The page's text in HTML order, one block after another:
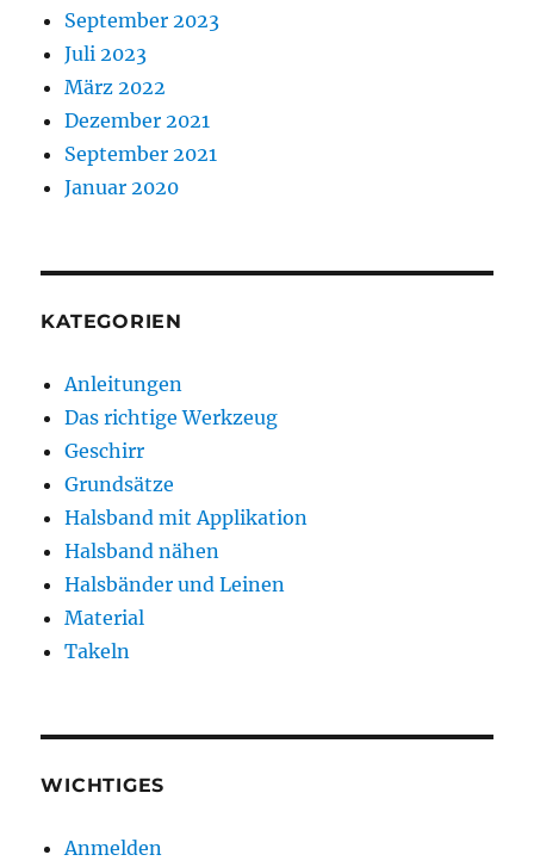
September 2023
Juli 2023
März 2022
Dezember 2021
September 2021
Januar 2020
KATEGORIEN
Anleitungen
Das richtige Werkzeug
Geschirr
Grundsätze
Halsband mit Applikation
Halsband nähen
Halsbänder und Leinen
Material
Takeln
WICHTIGES
Anmelden